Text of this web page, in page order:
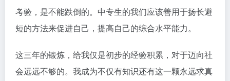
考验，是不能跌倒的。中专生的我们应该善用于扬长避
短的方法来促进自己，提高自己的综合水平能力。
这三年的锻炼，给我仅是初步的经验积累，对于迈向社
会远远不够的。我成为不仅有知识还有这一颗永远求真